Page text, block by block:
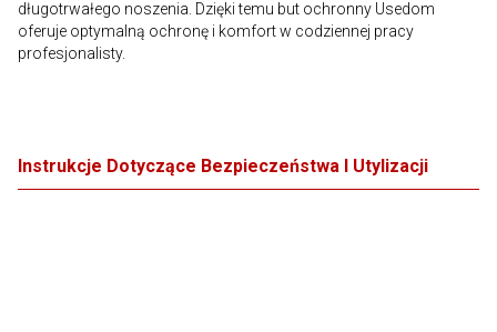
długotrwałego noszenia. Dzięki temu but ochronny Usedom
oferuje optymalną ochronę i komfort w codziennej pracy
profesjonalisty.
Instrukcje Dotyczące Bezpieczeństwa I Utylizacji